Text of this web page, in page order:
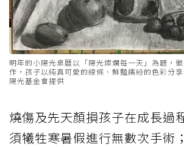
明年的小陽光桌曆以「陽光燦爛每一天」為題，
作，孩子以純真可愛的線條、鮮豔繽紛的色彩分
陽光基金會提供
燒傷及先天顏損孩子在成長過
須犧牲寒暑假進行無數次手術